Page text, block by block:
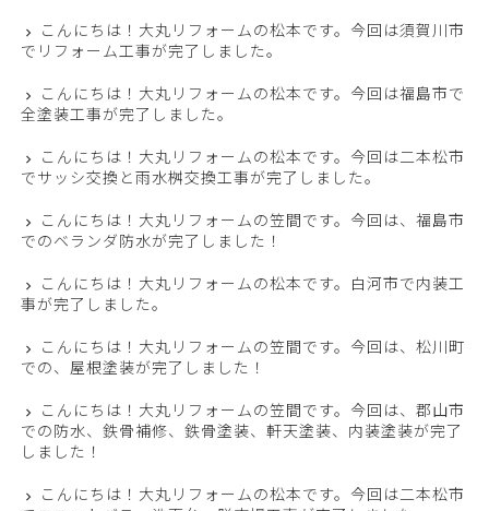
こんにちは！大丸リフォームの松本です。今回は須賀川市
でリフォーム工事が完了しました。
こんにちは！大丸リフォームの松本です。今回は福島市で
全塗装工事が完了しました。
こんにちは！大丸リフォームの松本です。今回は二本松市
でサッシ交換と雨水桝交換工事が完了しました。
こんにちは！大丸リフォームの笠間です。今回は、福島市
でのベランダ防水が完了しました！
こんにちは！大丸リフォームの松本です。白河市で内装工
事が完了しました。
こんにちは！大丸リフォームの笠間です。今回は、松川町
での、屋根塗装が完了しました！
こんにちは！大丸リフォームの笠間です。今回は、郡山市
での防水、鉄骨補修、鉄骨塗装、軒天塗装、内装塗装が完了
しました！
こんにちは！大丸リフォームの松本です。今回は二本松市